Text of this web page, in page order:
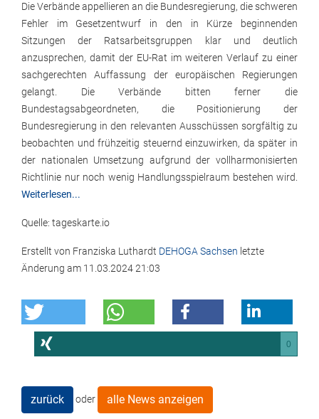
Die Verbände appellieren an die Bundesregierung, die schweren
Fehler im Gesetzentwurf in den in Kürze beginnenden
Sitzungen der Ratsarbeitsgruppen klar und deutlich
anzusprechen, damit der EU-Rat im weiteren Verlauf zu einer
sachgerechten Auffassung der europäischen Regierungen
gelangt. Die Verbände bitten ferner die
Bundestagsabgeordneten, die Positionierung der
Bundesregierung in den relevanten Ausschüssen sorgfältig zu
beobachten und frühzeitig steuernd einzuwirken, da später in
der nationalen Umsetzung aufgrund der vollharmonisierten
Richtlinie nur noch wenig Handlungsspielraum bestehen wird.
Weiterlesen...
Quelle: tageskarte.io
Erstellt von Franziska Luthardt DEHOGA Sachsen letzte
Änderung am 11.03.2024 21:03
0
zurück oder alle News anzeigen